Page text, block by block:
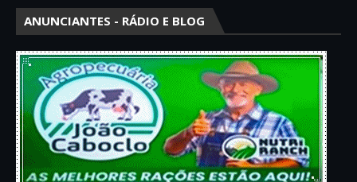
ANUNCIANTES - RÁDIO E BLOG